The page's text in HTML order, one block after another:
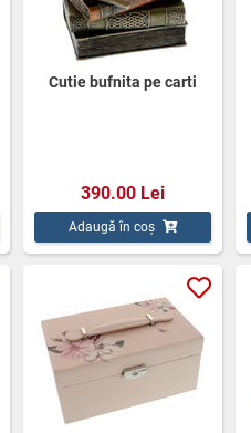
Cutie bufnita pe carti
390.00 Lei
Adaugă în coș